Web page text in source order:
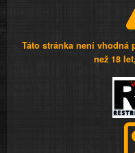
Táto stránka není vhodná
než 18